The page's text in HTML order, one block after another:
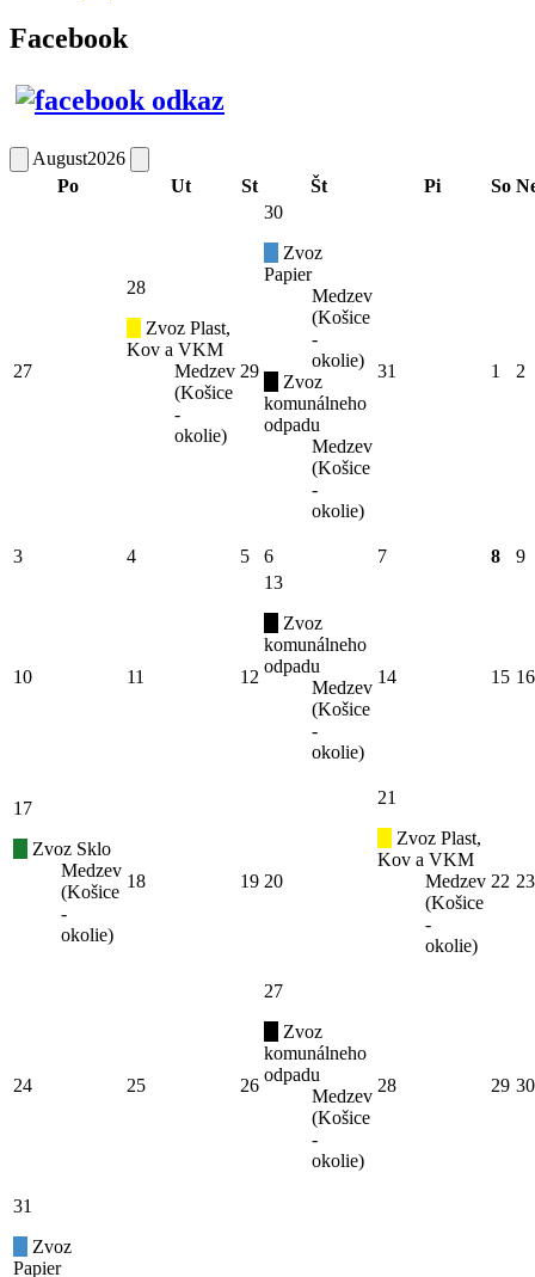
Facebook
August2026
Po
Ut St Št Pi So
27
28
Zvoz Plast,
Kov a VKM
Medzev
(Košice
-
okolie)
29
30
Zvoz
Papier
Medzev
(Košice
-
okolie)
Zvoz
komunálneho
odpadu
Medzev
(Košice
-
okolie)
31 1 2
3 4 5 6 7 8 9
10 11 12
13
Zvoz
komunálneho
odpadu
Medzev
(Košice
-
okolie)
14 15 16
17
Zvoz Sklo
Medzev
(Košice
-
okolie)
18 19 20
21
Zvoz Plast,
Kov a VKM
Medzev
(Košice
-
okolie)
22 23
24 25 26
27
Zvoz
komunálneho
odpadu
Medzev
(Košice
-
okolie)
28 29 30
31
Zvoz
Papier